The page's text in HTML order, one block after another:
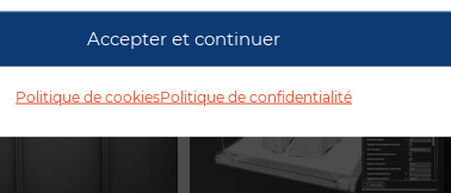
Accepter et continuer
Politique de cookiesPolitique de confidentialité